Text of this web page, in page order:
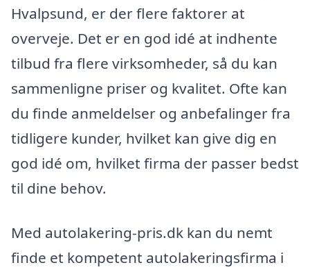
Hvalpsund, er der flere faktorer at
overveje. Det er en god idé at indhente
tilbud fra flere virksomheder, så du kan
sammenligne priser og kvalitet. Ofte kan
du finde anmeldelser og anbefalinger fra
tidligere kunder, hvilket kan give dig en
god idé om, hvilket firma der passer bedst
til dine behov.
Med autolakering-pris.dk kan du nemt
finde et kompetent autolakeringsfirma i